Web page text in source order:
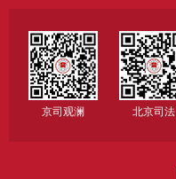
京司观澜 北京司法